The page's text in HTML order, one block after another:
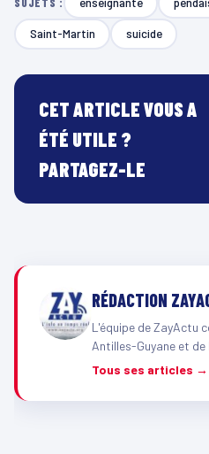
Saint-Martin suicide
CET ARTICLE VOUS A
ÉTÉ UTILE ?
PARTAGEZ-LE
RÉDACTION
L'équipe de ZayActu
Antilles-Guyane et
Tous ses articles →